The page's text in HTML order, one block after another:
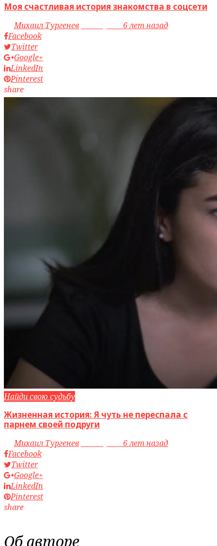
Моя счастливая история знакомства в соцсети
byМихаил Тургенев
6 лет назад
Facebook
Twitter
Google+
LinkedIn
Pinterest
share
Найди свою судьбу
Жизненная история: Я чуть не переспала с
парнем своей подруги
byМихаил Тургенев
6 лет назад
Facebook
Twitter
Google+
LinkedIn
Pinterest
share
Об авторе